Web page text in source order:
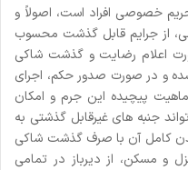
خصوصی افراد است، اصولاً و
اسلامی، از جرایم قابل گذشت محسوب
اعلام رضایت و گذشت شاکی
و در صورت صدور حکم، اجرای
پیچیده این جرم و امکان
جنبه های غیرقابل گذشتی به
کامل آن با صرف گذشت شاکی
و مسکن، از دیرباز در تمامی